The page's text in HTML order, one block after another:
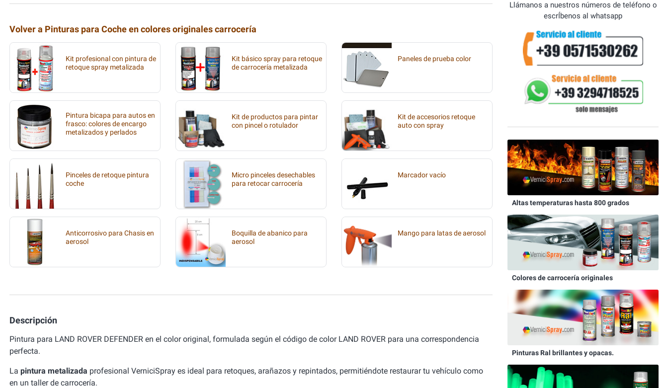
Volver a Pinturas para Coche en colores originales carrocería
Kit profesional con pintura de
retoque spray metalizada
Kit básico spray para retoque
de carrocería metalizada
Paneles de prueba color
Pintura bicapa para autos en
frasco: colores de encargo
metalizados y perlados
Kit de productos para pintar
con pincel o rotulador
Kit de accesorios retoque
auto con spray
Pinceles de retoque pintura
coche
Micro pinceles desechables
para retocar carrocería
Marcador vacío
Anticorrosivo para Chasis en
aerosol
Boquilla de abanico para
aerosol
Mango para latas de aerosol
Descripción
Pintura para LAND ROVER DEFENDER en el color original, formulada según el código de color LAND ROVER para una correspondencia
perfecta.
La pintura metalizada profesional VerniciSpray es ideal para retoques, arañazos y repintados, permitiéndote restaurar tu vehículo como
en un taller de carrocería.
Llámanos a nuestros números de teléfono o
escrÍbenos al whatsapp
Altas temperaturas hasta 800 grados
Colores de carrocería originales
Pinturas Ral brillantes y opacas.